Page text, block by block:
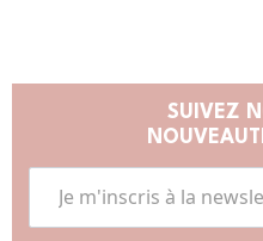
SUIVEZ